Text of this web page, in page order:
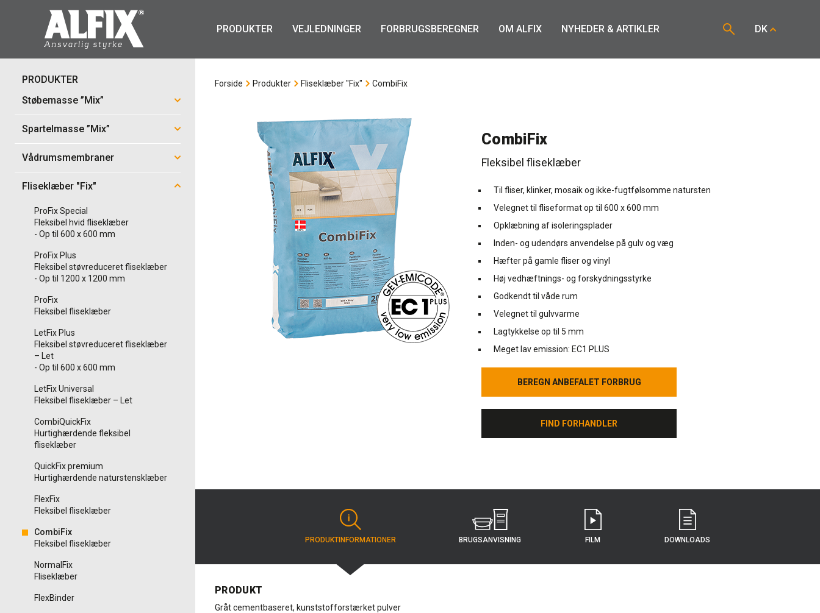
PRODUKTER VEJLEDNINGER FORBRUGSBEREGNER OM ALFIX NYHEDER & ARTIKLER DK
PRODUKTER
Støbemasse ”Mix”
Spartelmasse ”Mix”
Vådrumsmembraner
Fliseklæber "Fix"
ProFix Special
Fleksibel hvid fliseklæber
- Op til 600 x 600 mm
ProFix Plus
Fleksibel støvreduceret fliseklæber
- Op til 1200 x 1200 mm
ProFix
Fleksibel fliseklæber
LetFix Plus
Fleksibel støvreduceret fliseklæber
– Let
- Op til 600 x 600 mm
LetFix Universal
Fleksibel fliseklæber – Let
CombiQuickFix
Hurtighærdende fleksibel
fliseklæber
QuickFix premium
Hurtighærdende naturstensklæber
FlexFix
Fleksibel fliseklæber
CombiFix
Fleksibel fliseklæber
NormalFix
Fliseklæber
FlexBinder
Forside Produkter Fliseklæber "Fix" CombiFix
CombiFix
Fleksibel fliseklæber
Til fliser, klinker, mosaik og ikke-fugtfølsomme natursten
Velegnet til fliseformat op til 600 x 600 mm
Opklæbning af isoleringsplader
Inden- og udendørs anvendelse på gulv og væg
Hæfter på gamle fliser og vinyl
Høj vedhæftnings- og forskydningsstyrke
Godkendt til våde rum
Velegnet til gulvvarme
Lagtykkelse op til 5 mm
Meget lav emission: EC1 PLUS
BEREGN ANBEFALET FORBRUG
BEREGN ANBEFALET FORBRUG
FIND FORHANDLER
FIND FORHANDLER
PRODUKT­INFORMATIONER BRUGS­ANVISNING FILM DOWNLOADS
PRODUKT
Gråt cementbaseret, kunststofforstærket pulver